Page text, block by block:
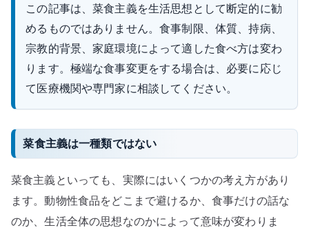
この記事は、菜食主義を生活思想として断定的に勧
めるものではありません。食事制限、体質、持病、
宗教的背景、家庭環境によって適した食べ方は変わ
ります。極端な食事変更をする場合は、必要に応じ
て医療機関や専門家に相談してください。
菜食主義は一種類ではない
菜食主義といっても、実際にはいくつかの考え方があり
ます。動物性食品をどこまで避けるか、食事だけの話な
のか、生活全体の思想なのかによって意味が変わりま